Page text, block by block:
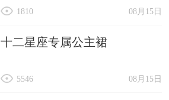
08月15日
1810
十二星座专属公主裙
08月15日
5546